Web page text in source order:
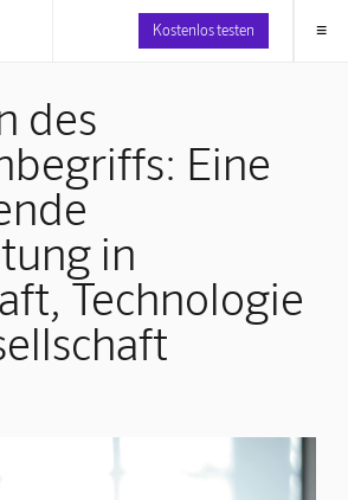
Kostenlos testen ≡
des
Eine
in
Technologie